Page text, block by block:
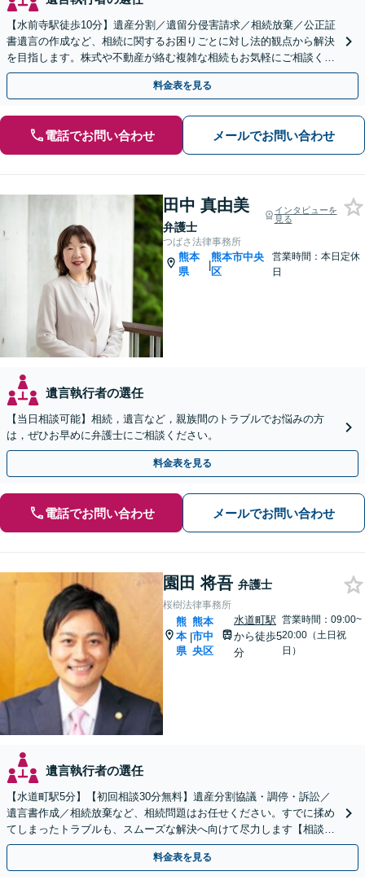
【水前寺駅徒歩10分】遺産分割／遺留分侵害請求／相続放棄／公正証
書遺言の作成など、相続に関するお困りごとに対し法的観点から解決
を目指します。株式や不動産が絡む複雑な相続もお気軽にご相談くだ
さい。【休日・夜間予約相談可】
料金表を見る
電話でお問い合わせ メールでお問い合わせ
田中 真由美
弁護士
インタビューを
見る
つばさ法律事務所
熊本
県
|
熊本市中央
区
営業時間：本日定休
日
遺言執行者の選任
【当日相談可能】相続，遺言など，親族間のトラブルでお悩みの方
は，ぜひお早めに弁護士にご相談ください。
料金表を見る
電話でお問い合わせ メールでお問い合わせ
園田 将吾 弁護士
桜樹法律事務所
熊
本
県
|
熊本
市中
央区
水道町駅
から徒歩5
分
営業時間：09:00~
20:00（土日祝
日）
遺言執行者の選任
【水道町駅5分】【初回相談30分無料】遺産分割協議・調停・訴訟／
遺言書作成／相続放棄など、相続問題はお任せください。すでに揉め
てしまったトラブルも、スムーズな解決へ向けて尽力します【相談実
績3万件の事務所】【休日・夜間対応可】
料金表を見る